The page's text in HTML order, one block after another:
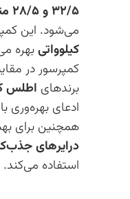
۳۲/۵ و ۲۸/۵ مترمکعب بر دقیقه
می‌شود. این
کیلوواتیبهره
کمپرسور در
برندهای اطلس
ادعای بهره‌وری
همچنین برای
درایرهای
استفاده می‌کند.